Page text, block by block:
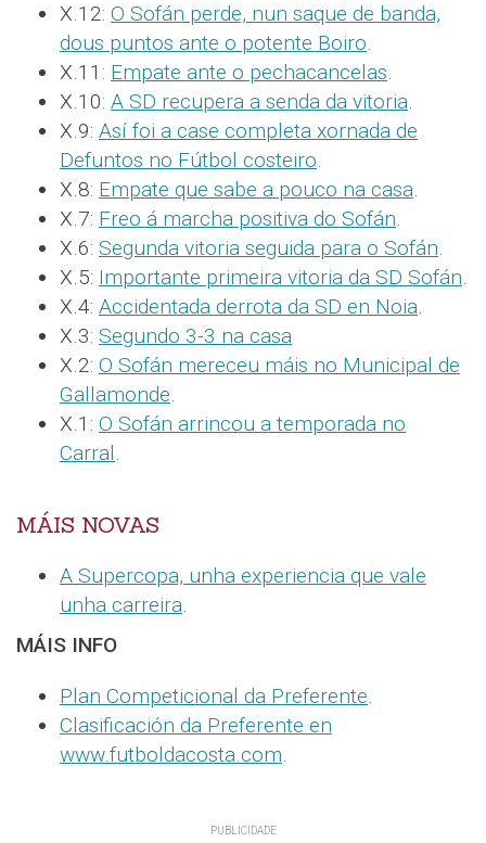
X.12: O Sofán perde, nun saque de banda,
dous puntos ante o potente Boiro.
X.11: Empate ante o pechacancelas.
X.10: A SD recupera a senda da vitoria.
X.9: Así foi a case completa xornada de
Defuntos no Fútbol costeiro.
X.8: Empate que sabe a pouco na casa.
X.7: Freo á marcha positiva do Sofán.
X.6: Segunda vitoria seguida para o Sofán.
X.5: Importante primeira vitoria da SD Sofán.
X.4: Accidentada derrota da SD en Noia.
X.3: Segundo 3-3 na casa
X.2: O Sofán mereceu máis no Municipal de
Gallamonde.
X.1: O Sofán arrincou a temporada no
Carral.
MÁIS NOVAS
A Supercopa, unha experiencia que vale
unha carreira.
MÁIS INFO
Plan Competicional da Preferente.
Clasificación da Preferente en
www.futboldacosta.com.